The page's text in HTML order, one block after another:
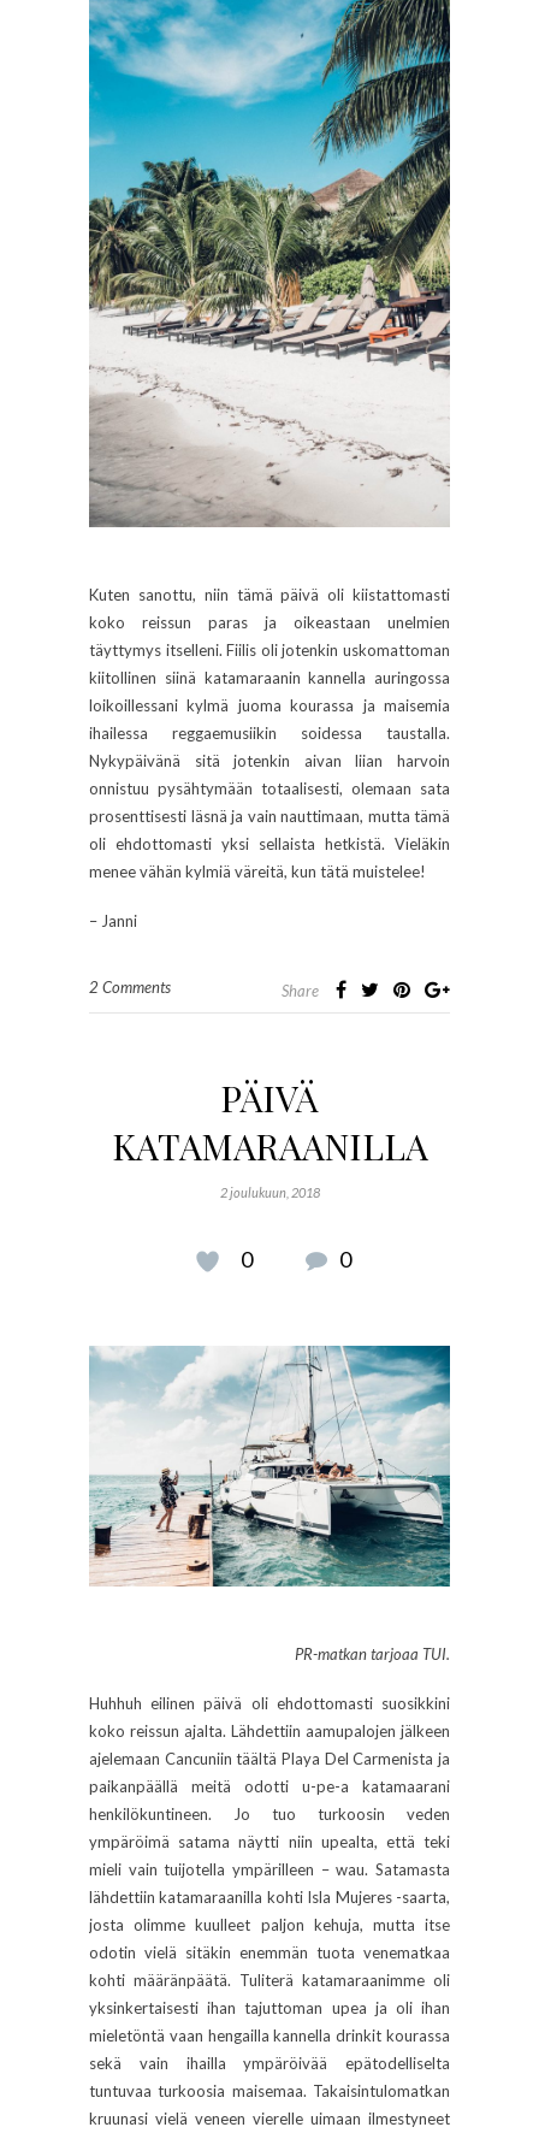
Kuten sanottu, niin tämä päivä oli kiistattomasti
koko reissun paras ja oikeastaan unelmien
täyttymys itselleni. Fiilis oli jotenkin uskomattoman
kiitollinen siinä katamaraanin kannella auringossa
loikoillessani kylmä juoma kourassa ja maisemia
ihailessa reggaemusiikin soidessa taustalla.
Nykypäivänä sitä jotenkin aivan liian harvoin
onnistuu pysähtymään totaalisesti, olemaan sata
prosenttisesti läsnä ja vain nauttimaan, mutta tämä
oli ehdottomasti yksi sellaista hetkistä. Vieläkin
menee vähän kylmiä väreitä, kun tätä muistelee!
– Janni
2 Comments Share
PÄIVÄ
KATAMARAANILLA
2 joulukuun, 2018
0 0
PR-matkan tarjoaa TUI.
Huhhuh eilinen päivä oli ehdottomasti suosikkini
koko reissun ajalta. Lähdettiin aamupalojen jälkeen
ajelemaan Cancuniin täältä Playa Del Carmenista ja
paikanpäällä meitä odotti u-pe-a katamaarani
henkilökuntineen. Jo tuo turkoosin veden
ympäröimä satama näytti niin upealta, että teki
mieli vain tuijotella ympärilleen – wau. Satamasta
lähdettiin katamaraanilla kohti Isla Mujeres -saarta,
josta olimme kuulleet paljon kehuja, mutta itse
odotin vielä sitäkin enemmän tuota venematkaa
kohti määränpäätä. Tuliterä katamaraanimme oli
yksinkertaisesti ihan tajuttoman upea ja oli ihan
mieletöntä vaan hengailla kannella drinkit kourassa
sekä vain ihailla ympäröivää epätodelliselta
tuntuvaa turkoosia maisemaa. Takaisintulomatkan
kruunasi vielä veneen vierelle uimaan ilmestyneet